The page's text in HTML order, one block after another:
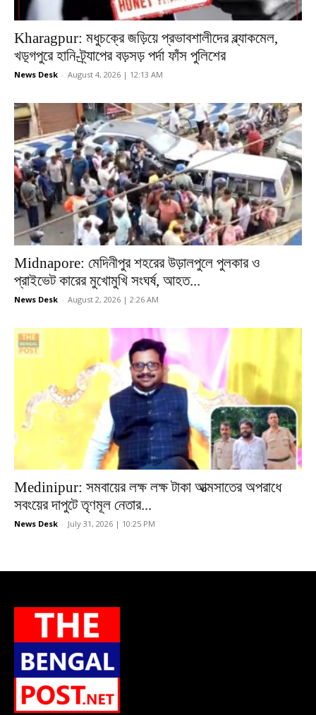
Kharagpur: মধুচক্রে জড়িয়ে প্রভাবশালীদের ব্ল্যাকমেল,
খড়্গপুরে হানি-ট্র্যাপের বড়সড় পর্দা ফাঁস পুলিশের
News Desk - August 4, 2026 | 12:13 AM
Midnapore: মেদিনীপুর শহরের উড়ালপুলে পুলকার ও
প্রাইভেট কারের মুখোমুখি সংঘর্ষ, আহত...
News Desk - August 2, 2026 | 2:26 AM
Medinipur: সমবায়ের লক্ষ লক্ষ টাকা আত্মসাতের অপরাধে
সবংয়ের দাপুটে তৃণমূল নেতার...
News Desk - July 31, 2026 | 10:25 PM